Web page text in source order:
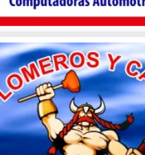
Nuevos y Usados
Eléctricas